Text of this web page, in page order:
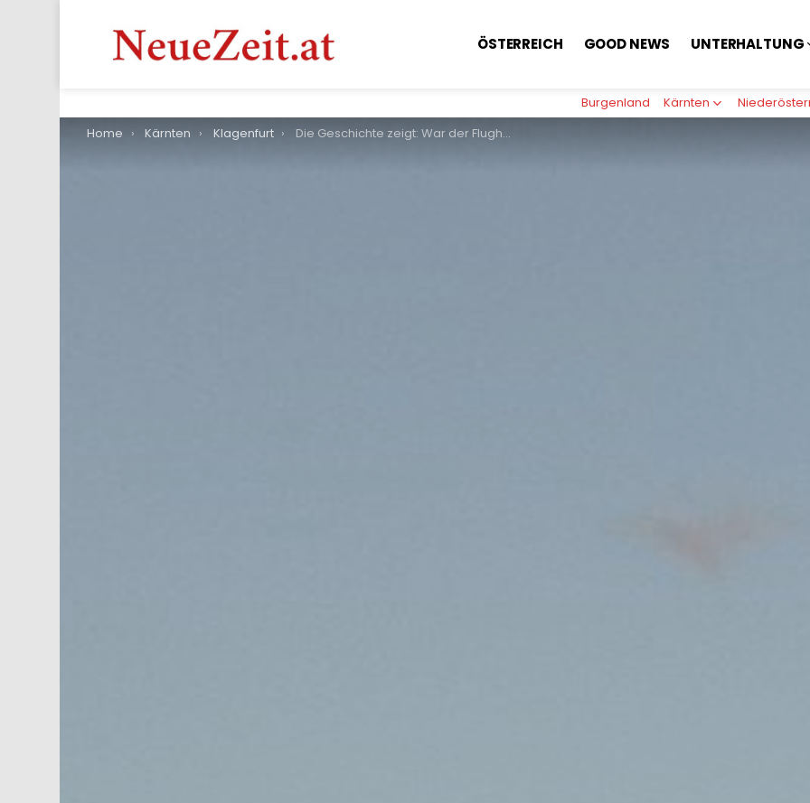
ÖSTERREICH GOOD NEWS UNTERHALTUNG
Burgenland Kärnten
You are here:
Home Kärnten Klagenfurt Die Geschichte zeigt: War der Flughafen Klagenfurt in öffentlichem Besitz, kostete er Millionen an Steuergeld